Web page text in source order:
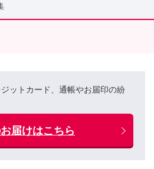
ットカード、通帳やお届印の紛
届けはこちら